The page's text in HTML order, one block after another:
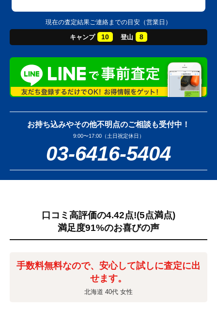
現在の査定結果ご連絡までの目安（営業日）
キャンプ 10 登山 8
お持ち込みやその他不明点のご相談も受付中！
9:00〜17:00（土日祝定休日）
03-6416-5404
口コミ高評価の4.42点!(5点満点)
満足度91%のお喜びの声
手数料無料なので、安心して試しに査定に出
せます。
北海道 40代 女性